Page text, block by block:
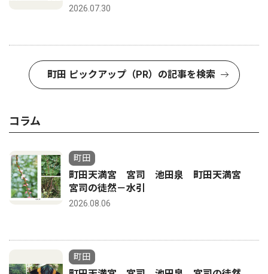
2026.07.30
町田 ピックアップ（PR）の記事を検索
コラム
町田
町田天満宮 宮司 池田泉 町田天満宮
宮司の徒然－水引
2026.08.06
町田